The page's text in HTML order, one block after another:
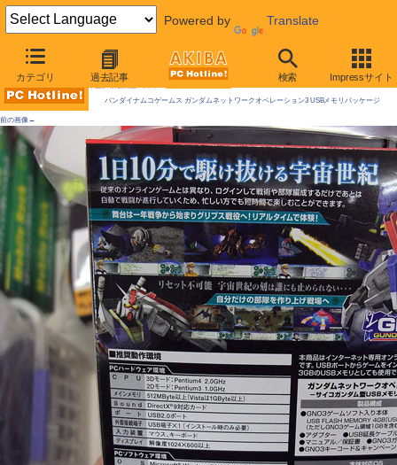
Powered by Translate
カテゴリ 過去記事 検索 Impressサイト
AKIBA PC Hotline! 2010年3月6日号
バンダイナムコゲームス ガンダムネットワークオペレーション3 USBメモリパッケージ
前の画像←